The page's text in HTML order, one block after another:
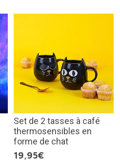
Set de 2 tasses à café
thermosensibles en
forme de chat
19,95€